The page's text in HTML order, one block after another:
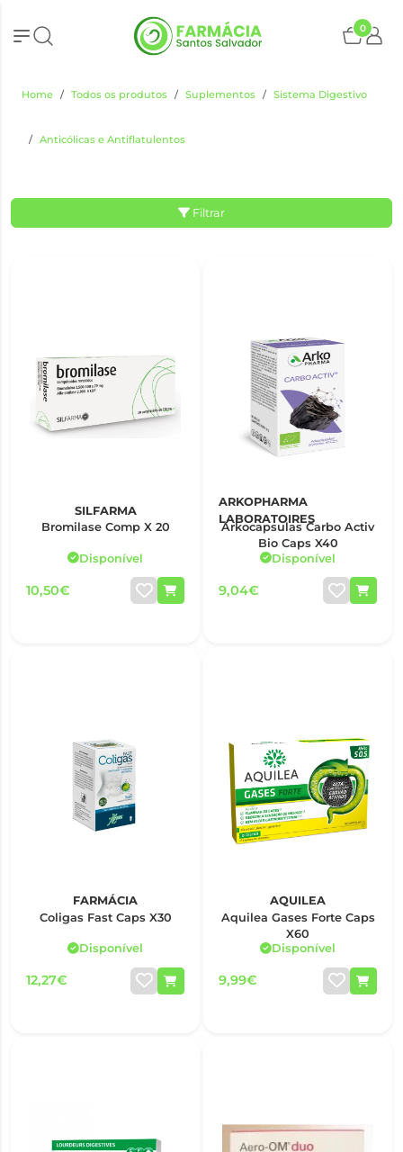
0
Home Todos os produtos Suplementos Sistema Digestivo
Anticólicas e Antiflatulentos
Filtrar
SILFARMA
Bromilase Comp X 20
Disponível
10,50€
ARKOPHARMA
LABORATOIRES
Arkocapsulas Carbo Activ
Bio Caps X40
Disponível
9,04€
FARMÁCIA
Coligas Fast Caps X30
Disponível
12,27€
AQUILEA
Aquilea Gases Forte Caps
X60
Disponível
9,99€